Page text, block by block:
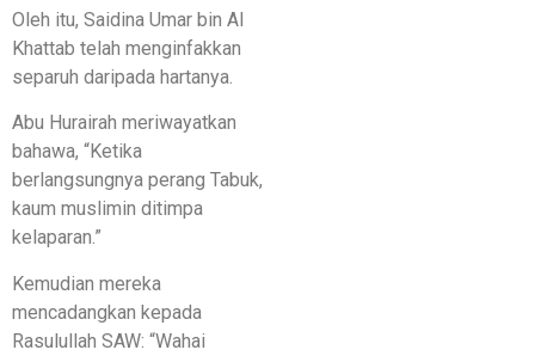
Oleh itu, Saidina Umar bin Al
Khattab telah menginfakkan
separuh daripada hartanya.
Abu Hurairah meriwayatkan
bahawa, “Ketika
berlangsungnya perang Tabuk,
kaum muslimin ditimpa
kelaparan.”
Kemudian mereka
mencadangkan kepada
Rasulullah SAW: “Wahai